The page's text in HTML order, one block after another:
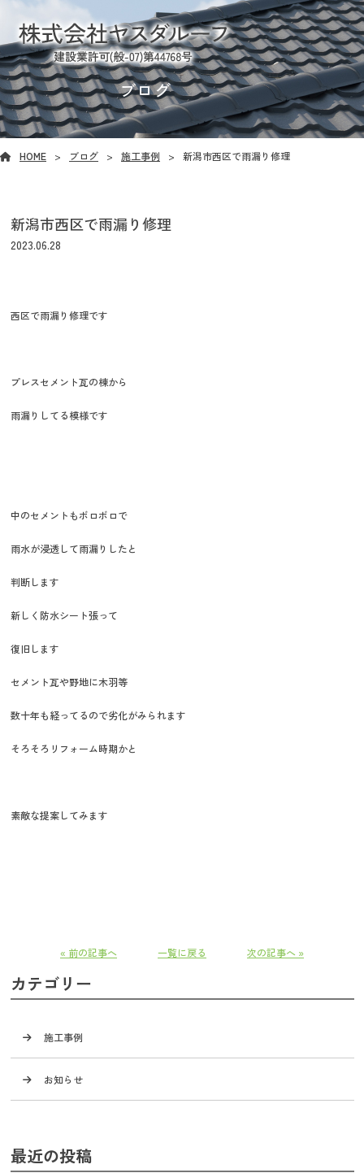
ブログ
HOME ブログ 施工事例 新潟市西区で雨漏り修理
新潟市西区で雨漏り修理
2023.06.28
西区で雨漏り修理です
プレスセメント瓦の棟から
雨漏りしてる模様です
中のセメントもボロボロで
雨水が浸透して雨漏りしたと
判断します
新しく防水シート張って
復旧します
セメント瓦や野地に木羽等
数十年も経ってるので劣化がみられます
そろそろリフォーム時期かと
素敵な提案してみます
« 前の記事へ 一覧に戻る 次の記事へ »
カテゴリー
施工事例
お知らせ
最近の投稿